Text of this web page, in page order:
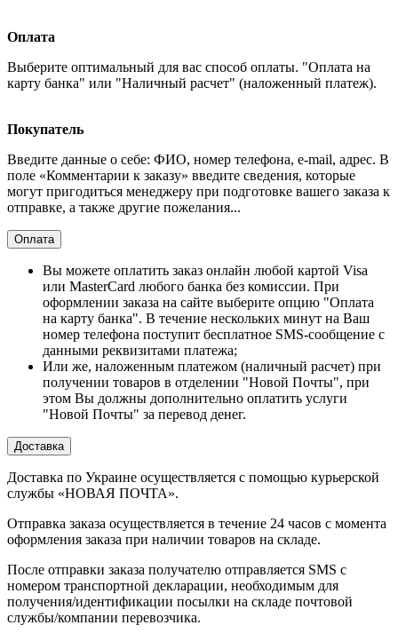
Оплата
Выберите оптимальный для вас способ оплаты. "Оплата на
карту банка" или "Наличный расчет" (наложенный платеж).
Покупатель
Введите данные о себе: ФИО, номер телефона, e-mail, адрес. В
поле «Комментарии к заказу» введите сведения, которые
могут пригодиться менеджеру при подготовке вашего заказа к
отправке, а также другие пожелания...
Оплата
Вы можете оплатить заказ онлайн любой картой Visa
или MasterCard любого банка без комиссии. При
оформлении заказа на сайте выберите опцию "Оплата
на карту банка". В течение нескольких минут на Ваш
номер телефона поступит бесплатное SMS-сообщение с
данными реквизитами платежа;
Или же, наложенным платежом (наличный расчет) при
получении товаров в отделении "Новой Почты", при
этом Вы должны дополнительно оплатить услуги
"Новой Почты" за перевод денег.
Доставка
Доставка по Украине осуществляется с помощью курьерской
службы «НОВАЯ ПОЧТА».
Отправка заказа осуществляется в течение 24 часов с момента
оформления заказа при наличии товаров на складе.
После отправки заказа получателю отправляется SMS с
номером транспортной декларации, необходимым для
получения/идентификации посылки на складе почтовой
службы/компании перевозчика.